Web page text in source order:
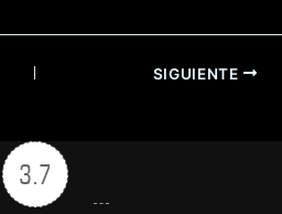
SIGUIENTE
3.7